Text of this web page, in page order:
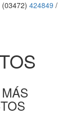
(03472) 424849 /